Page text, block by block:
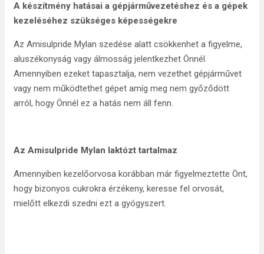
A készítmény hatásai a gépjárművezetéshez és a gépek
kezeléséhez szükséges képességekre
Az Amisulpride Mylan szedése alatt csökkenhet a figyelme,
aluszékonyság vagy álmosság jelentkezhet Önnél.
Amennyiben ezeket tapasztalja, nem vezethet gépjárművet
vagy nem működtethet gépet amíg meg nem győződött
arról, hogy Önnél ez a hatás nem áll fenn.
Az Amisulpride Mylan laktózt tartalmaz
Amennyiben kezelőorvosa korábban már figyelmeztette Önt,
hogy bizonyos cukrokra érzékeny, keresse fel orvosát,
mielőtt elkezdi szedni ezt a gyógyszert.